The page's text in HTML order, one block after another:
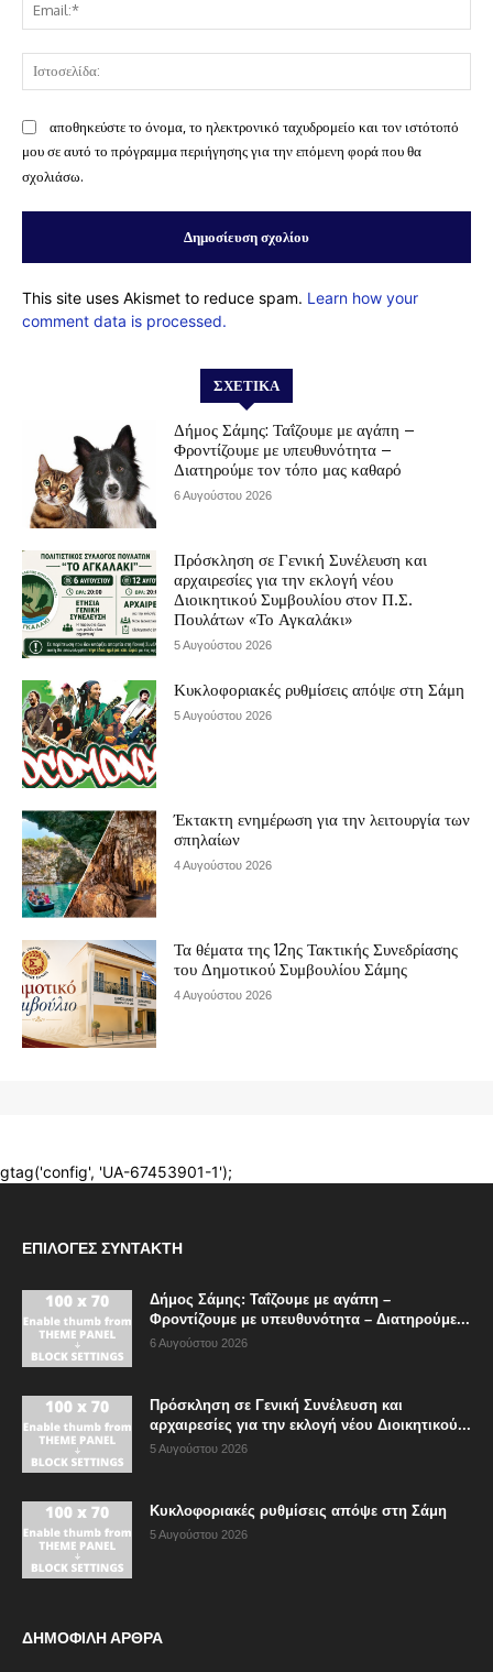
ΕΠΙΛΟΓΈΣ ΣΥΝΤΆΚΤΗ
Δήμος Σάμης: Ταΐζουμε με αγάπη –
Φροντίζουμε με υπευθυνότητα – Διατηρούμε...
6 Αυγούστου 2026
Πρόσκληση σε Γενική Συνέλευση και
αρχαιρεσίες για την εκλογή νέου Διοικητικού...
5 Αυγούστου 2026
Κυκλοφοριακές ρυθμίσεις απόψε στη Σάμη
5 Αυγούστου 2026
ΔΗΜΟΦΙΛΗ ΑΡΘΡΑ